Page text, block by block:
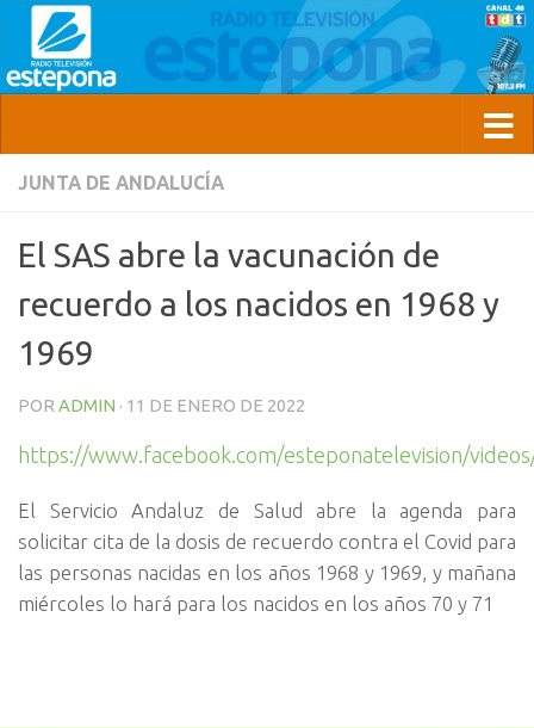
JUNTA DE ANDALUCÍA
El SAS abre la vacunación de
recuerdo a los nacidos en 1968 y
1969
POR ADMIN · 11 DE ENERO DE 2022
https://www.facebook.com/esteponatelevision/
El Servicio Andaluz de Salud abre la agenda para
solicitar cita de la dosis de recuerdo contra el Covid para
las personas nacidas en los años 1968 y 1969, y mañana
miércoles lo hará para los nacidos en los años 70 y 71